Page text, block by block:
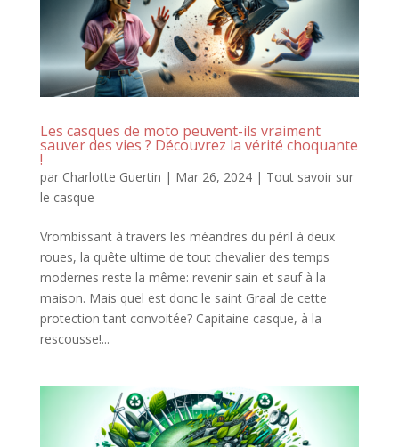
Les casques de moto peuvent-ils vraiment
sauver des vies ? Découvrez la vérité choquante
!
par Charlotte Guertin | Mar 26, 2024| Tout savoir sur
le casque
Vrombissant à travers les méandres du péril à deux
roues, la quête ultime de tout chevalier des temps
modernes reste la même: revenir sain et sauf à la
maison. Mais quel est donc le saint Graal de cette
protection tant convoitée? Capitaine casque, à la
rescousse!...